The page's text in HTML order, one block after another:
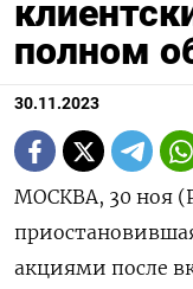
полном
30.11.2023
МОСКВА, 30 ноя
акциями после